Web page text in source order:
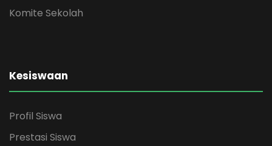
Komite Sekolah
Kesiswaan
Profil Siswa
Prestasi Siswa